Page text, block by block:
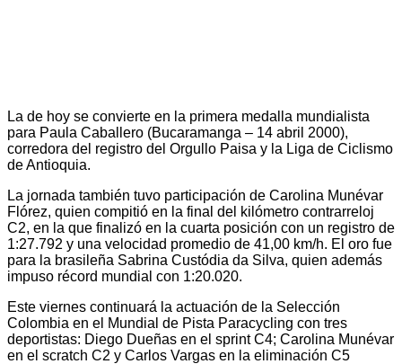
La de hoy se convierte en la primera medalla mundialista
para Paula Caballero (Bucaramanga – 14 abril 2000),
corredora del registro del Orgullo Paisa y la Liga de Ciclismo
de Antioquia.
La jornada también tuvo participación de Carolina Munévar
Flórez, quien compitió en la final del kilómetro contrarreloj
C2, en la que finalizó en la cuarta posición con un registro de
1:27.792 y una velocidad promedio de 41,00 km/h. El oro fue
para la brasileña Sabrina Custódia da Silva, quien además
impuso récord mundial con 1:20.020.
Este viernes continuará la actuación de la Selección
Colombia en el Mundial de Pista Paracycling con tres
deportistas: Diego Dueñas en el sprint C4; Carolina Munévar
en el scratch C2 y Carlos Vargas en la eliminación C5